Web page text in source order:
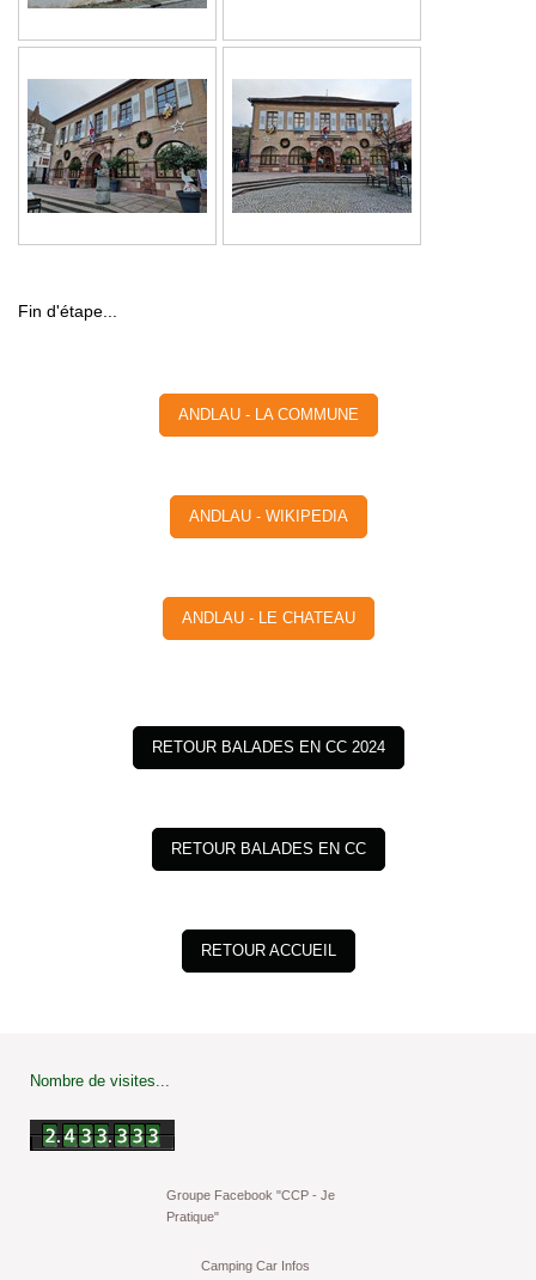
Fin d'étape...
ANDLAU - LA COMMUNE
ANDLAU - WIKIPEDIA
ANDLAU - LE CHATEAU
RETOUR BALADES EN CC 2024
RETOUR BALADES EN CC
RETOUR ACCUEIL
Nombre de visites...
Groupe Facebook "CCP - Je
Pratique"
Camping Car Infos